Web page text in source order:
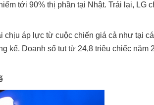
tới 90% thị phần tại Nhật. Trái lại,
chịu áp lực từ cuộc chiến giá cả như tại
kể. Doanh số tụt từ 24,8 triệu chiếc năm